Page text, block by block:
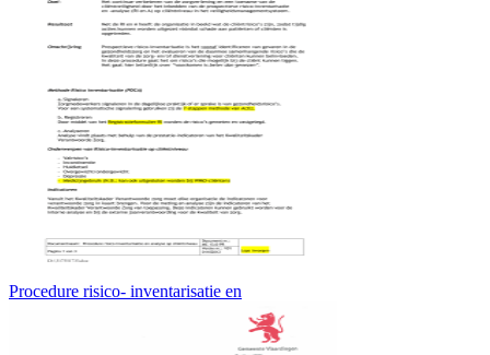
Procedure risico- inventarisatie en